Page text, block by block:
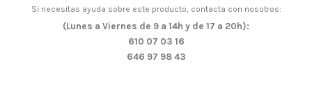
Si necesitas ayuda sobre este producto, contacta con nosotros:
(Lunes a Viernes de 9 a 14h y de 17 a 20h):
610 07 03 16
646 97 98 43